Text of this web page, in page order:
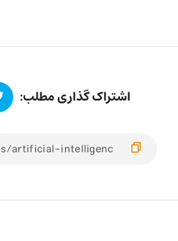
اشتراک گذاری مطلب: